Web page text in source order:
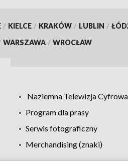
/ KIELCE / KRAKÓW / LUBLIN /
WARSZAWA / WROCŁAW
Naziemna Telewizja Cyfrowa
Program dla prasy
Serwis fotograficzny
Merchandising (znaki)